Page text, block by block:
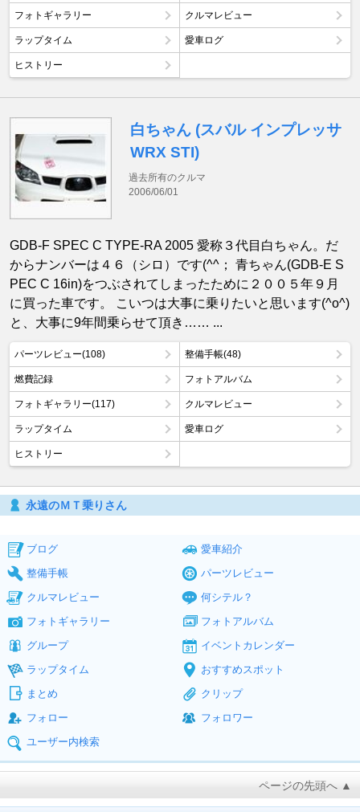
フォトギャラリー クルマレビュー
ラップタイム 愛車ログ
ヒストリー
白ちゃん (スバル インプレッサ
WRX STI)
過去所有のクルマ
2006/06/01
GDB-F SPEC C TYPE-RA 2005 愛称３代目白ちゃん。だ
からナンバーは４６（シロ）です(^^； 青ちゃん(GDB-E S
PEC C 16in)をつぶされてしまったために２００５年９月
に買った車です。 こいつは大事に乗りたいと思います(^o^)
と、大事に9年間乗らせて頂き…… ...
パーツレビュー(108) 整備手帳(48)
燃費記録 フォトアルバム
フォトギャラリー(117) クルマレビュー
ラップタイム 愛車ログ
ヒストリー
永遠のＭＴ乗りさん
ブログ
愛車紹介
整備手帳
パーツレビュー
クルマレビュー
何シテル？
フォトギャラリー
フォトアルバム
グループ
イベントカレンダー
ラップタイム
おすすめスポット
まとめ
クリップ
フォロー
フォロワー
ユーザー内検索
ページの先頭へ ▲